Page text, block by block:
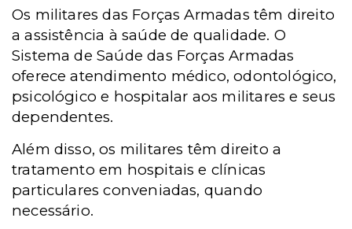
Os militares das Forças Armadas têm direito
a assistência à saúde de qualidade. O
Sistema de Saúde das Forças Armadas
oferece atendimento médico, odontológico,
psicológico e hospitalar aos militares e seus
dependentes.
Além disso, os militares têm direito a
tratamento em hospitais e clínicas
particulares conveniadas, quando
necessário.